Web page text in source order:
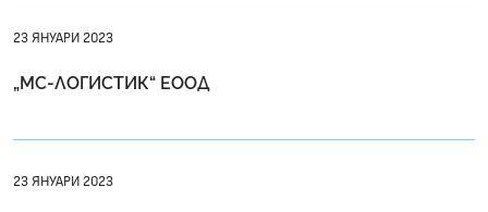
23 ЯНУАРИ 2023
„МС-ЛОГИСТИК“ ЕООД
23 ЯНУАРИ 2023